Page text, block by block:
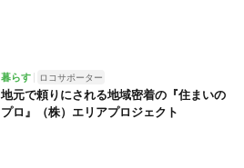
暮らす ロコサポーター
地元で頼りにされる地域密着の『住まいの
プロ』（株）エリアプロジェクト